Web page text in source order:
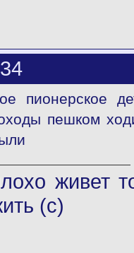
пионерское
пешком
живет
(с)